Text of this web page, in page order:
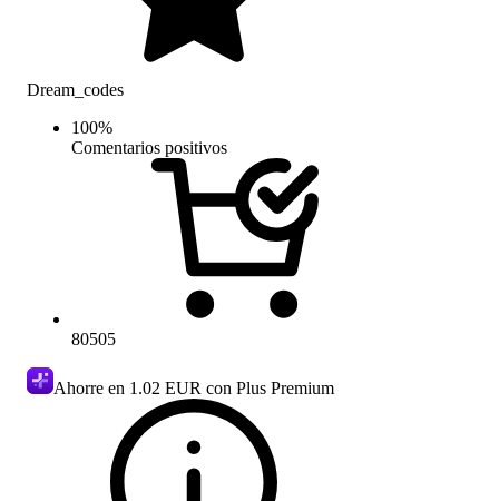
Dream_codes
100%
Comentarios positivos
80505
Ahorre en 1.02 EUR con Plus Premium